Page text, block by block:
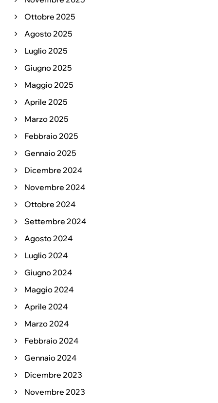
Ottobre 2025
Agosto 2025
Luglio 2025
Giugno 2025
Maggio 2025
Aprile 2025
Marzo 2025
Febbraio 2025
Gennaio 2025
Dicembre 2024
Novembre 2024
Ottobre 2024
Settembre 2024
Agosto 2024
Luglio 2024
Giugno 2024
Maggio 2024
Aprile 2024
Marzo 2024
Febbraio 2024
Gennaio 2024
Dicembre 2023
Novembre 2023